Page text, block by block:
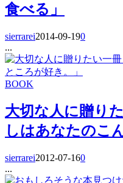
食べる」
sierrarei2014-09-190
...
BOOK
大切な人に贈り
しはあなたのこ
sierrarei2012-07-160
...